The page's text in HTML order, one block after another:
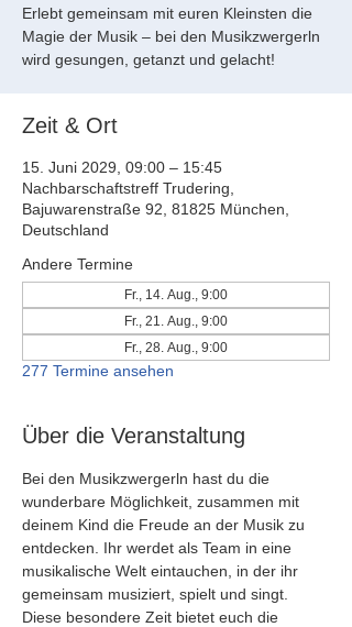
Erlebt gemeinsam mit euren Kleinsten die
Magie der Musik – bei den Musikzwergerln
wird gesungen, getanzt und gelacht!
Zeit & Ort
15. Juni 2029, 09:00 – 15:45
Nachbarschaftstreff Trudering,
Bajuwarenstraße 92, 81825 München,
Deutschland
Andere Termine
Fr., 14. Aug., 9:00
Fr., 21. Aug., 9:00
Fr., 28. Aug., 9:00
277 Termine ansehen
Über die Veranstaltung
Bei den Musikzwergerln hast du die
wunderbare Möglichkeit, zusammen mit
deinem Kind die Freude an der Musik zu
entdecken. Ihr werdet als Team in eine
musikalische Welt eintauchen, in der ihr
gemeinsam musiziert, spielt und singt.
Diese besondere Zeit bietet euch die